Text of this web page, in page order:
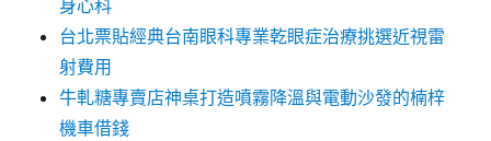
身心科
台北票貼經典台南眼科專業乾眼症治療挑選近視雷
射費用
牛軋糖專賣店神桌打造噴霧降溫與電動沙發的楠梓
機車借錢